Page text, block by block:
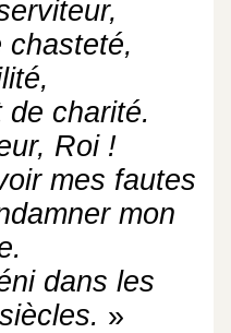
chasteté,
charité.
Roi !
mes fautes
mon
dans les
»